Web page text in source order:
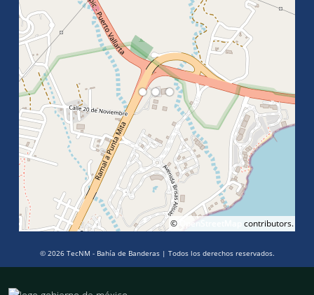
© OpenStreetMap contributors.
© 2026 TecNM - Bahía de Banderas | Todos los derechos reservados.